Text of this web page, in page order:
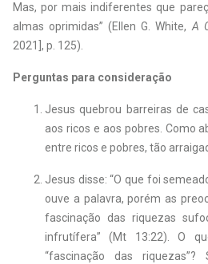
Mas, por mais indiferentes que
almas oprimidas” (Ellen G. White,A
2021], p. 125).
Perguntas para consideração
Jesus quebrou barreiras de
aos ricos e aos pobres. Como
entre ricos e pobres, tão
Jesus disse: “O que foi
ouve a palavra, porém as
fascinação das riquezas
infrutífera” (Mt 13:22). O
“fascinação das